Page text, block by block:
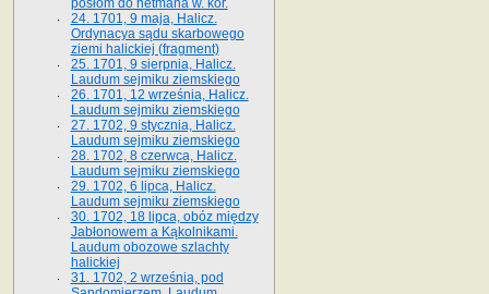
posłom do hetmana w. kor.
24. 1701, 9 maja, Halicz.
Ordynacya sądu skarbowego
ziemi halickiej (fragment)
25. 1701, 9 sierpnia, Halicz.
Laudum sejmiku ziemskiego
26. 1701, 12 września, Halicz.
Laudum sejmiku ziemskiego
27. 1702, 9 stycznia, Halicz.
Laudum sejmiku ziemskiego
28. 1702, 8 czerwca, Halicz.
Laudum sejmiku ziemskiego
29. 1702, 6 lipca, Halicz.
Laudum sejmiku ziemskiego
30. 1702, 18 lipca, obóz między
Jabłonowem a Kąkolnikami.
Laudum obozowe szlachty
halickiej
31. 1702, 2 września, pod